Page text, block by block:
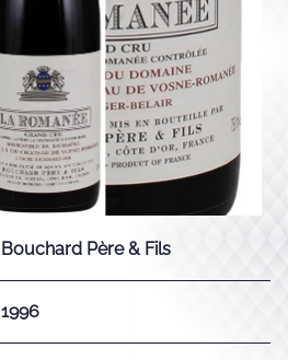
Bouchard Père & Fils
1996